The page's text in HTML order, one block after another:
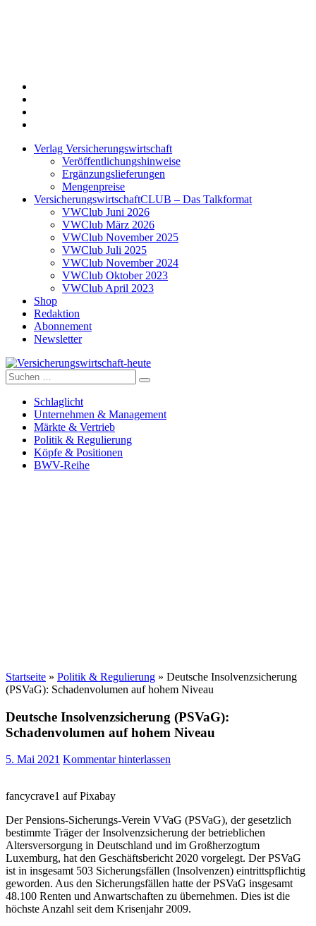
Verlag Versicherungswirtschaft
Veröffentlichungshinweise
Ergänzungslieferungen
Mengenpreise
VersicherungswirtschaftCLUB – Das Talkformat
VWClub Juni 2026
VWClub März 2026
VWClub November 2025
VWClub Juli 2025
VWClub November 2024
VWClub Oktober 2023
VWClub April 2023
Shop
Redaktion
Abonnement
Newsletter
Versicherungswirtschaft-heute
Suche
nach:
Schlaglicht
Unternehmen & Management
Märkte & Vertrieb
Politik & Regulierung
Köpfe & Positionen
BWV-Reihe
Startseite » Politik & Regulierung » Deutsche Insolvenzsicherung
(PSVaG): Schadenvolumen auf hohem Niveau
Deutsche Insolvenzsicherung (PSVaG):
Schadenvolumen auf hohem Niveau
5. Mai 2021 Kommentar hinterlassen
fancycrave1 auf Pixabay
Der Pensions-Sicherungs-Verein VVaG (PSVaG), der gesetzlich
bestimmte Träger der Insolvenzsicherung der betrieblichen
Altersversorgung in Deutschland und im Großherzogtum
Luxemburg, hat den Geschäftsbericht 2020 vorgelegt. Der PSVaG
ist in insgesamt 503 Sicherungsfällen (Insolvenzen) eintrittspflichtig
geworden. Aus den Sicherungsfällen hatte der PSVaG insgesamt
48.100 Renten und Anwartschaften zu übernehmen. Dies ist die
höchste Anzahl seit dem Krisenjahr 2009.